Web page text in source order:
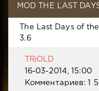
MOD THE LAST
The Last Days of
3.6
TRiOLD
16-03-2014, 15:00
Комментариев: 1